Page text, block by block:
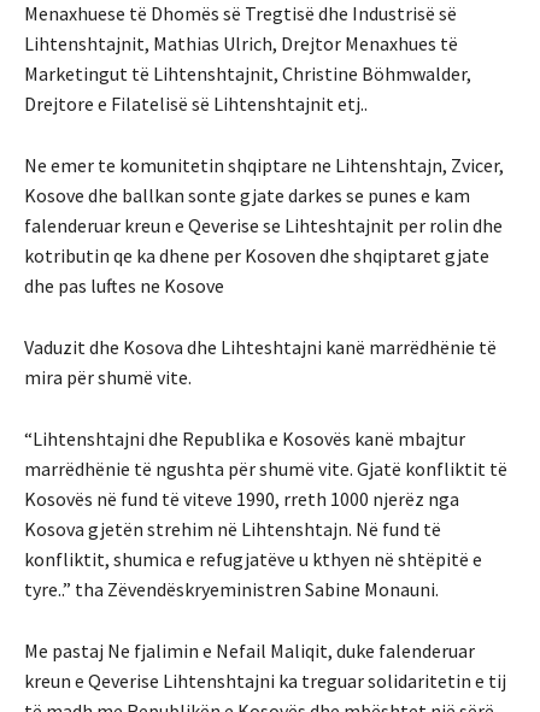
Menaxhuese të Dhomës së Tregtisë dhe Industrisë së
Lihtenshtajnit, Mathias Ulrich, Drejtor Menaxhues të
Marketingut të Lihtenshtajnit, Christine Böhmwalder,
Drejtore e Filatelisë së Lihtenshtajnit etj..
Ne emer te komunitetin shqiptare ne Lihtenshtajn, Zvicer,
Kosove dhe ballkan sonte gjate darkes se punes e kam
falenderuar kreun e Qeverise se Lihteshtajnit per rolin dhe
kotributin qe ka dhene per Kosoven dhe shqiptaret gjate
dhe pas luftes ne Kosove
Vaduzit dhe Kosova dhe Lihteshtajni kanë marrëdhënie të
mira për shumë vite.
“Lihtenshtajni dhe Republika e Kosovës kanë mbajtur
marrëdhënie të ngushta për shumë vite. Gjatë konfliktit të
Kosovës në fund të viteve 1990, rreth 1000 njerëz nga
Kosova gjetën strehim në Lihtenshtajn. Në fund të
konfliktit, shumica e refugjatëve u kthyen në shtëpitë e
tyre..” tha Zëvendëskryeministren Sabine Monauni.
Me pastaj Ne fjalimin e Nefail Maliqit, duke falenderuar
kreun e Qeverise Lihtenshtajni ka treguar solidaritetin e tij